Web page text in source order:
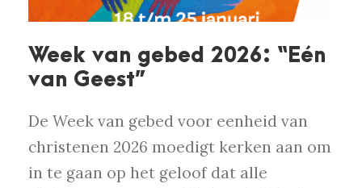
Week van gebed 2026: “Eén
van Geest”
De Week van gebed voor eenheid van
christenen 2026 moedigt kerken aan om
in te gaan op het geloof dat alle